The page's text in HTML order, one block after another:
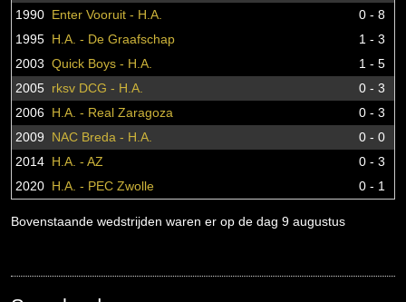
1990 Enter Vooruit - H.A.
0 - 8
1995 H.A. - De Graafschap
1 - 3
2003 Quick Boys - H.A.
1 - 5
2005 rksv DCG - H.A.
0 - 3
2006 H.A. - Real Zaragoza
0 - 3
2009
NAC Breda - H.A.
0 - 0
2014 H.A. - AZ
0 - 3
2020 H.A. - PEC Zwolle 0 - 1
Bovenstaande wedstrijden waren er op de dag 9 augustus